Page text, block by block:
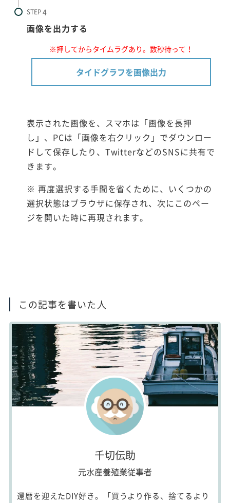
STEP
画像を出力する
※押してからタイムラグあり。数秒待って！
タイドグラフを画像出力
表示された画像を、スマホは「画像を長押
し」、PCは「画像を右クリック」でダウンロー
ドして保存したり、TwitterなどのSNSに共有で
きます。
※ 再度選択する手間を省くために、いくつかの
選択状態はブラウザに保存され、次にこのペー
ジを開いた時に再現されます。
この記事を書いた人
千切伝助
元水産養殖業従事者
還暦を迎えたDIY好き。「買うより作る、捨てるより